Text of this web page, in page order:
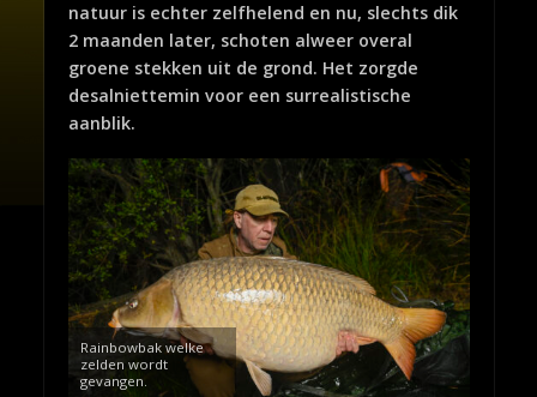
natuur is echter zelfhelend en nu, slechts dik
2 maanden later, schoten alweer overal
groene stekken uit de grond. Het zorgde
desalniettemin voor een surrealistische
aanblik.
Rainbowbak welke
zelden wordt
gevangen.